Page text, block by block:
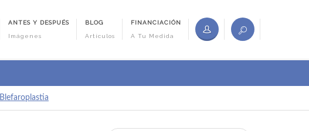
ANTES Y DESPUÉS
Imágenes
BLOG
Artículos
FINANCIACIÓN
A Tu Medida
Blefaroplastia